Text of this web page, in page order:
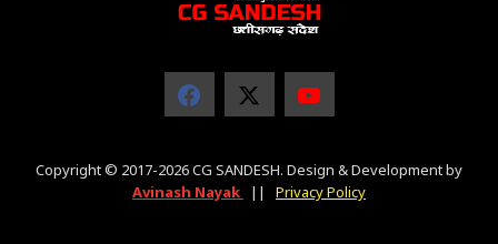
Copyright © 2017-2026 CG SANDESH. Design & Development by
Avinash Nayak
|| Privacy Policy